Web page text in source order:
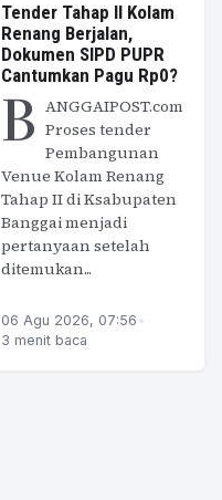
Tender Tahap II Kolam
Renang Berjalan,
Dokumen SIPD PUPR
Cantumkan Pagu Rp0?
B ANGGAIPOST.com
Proses tender
Pembangunan
Venue Kolam Renang
Tahap II di Ksabupaten
Banggai menjadi
pertanyaan setelah
ditemukan...
06 Agu 2026, 07:56 •
3 menit baca